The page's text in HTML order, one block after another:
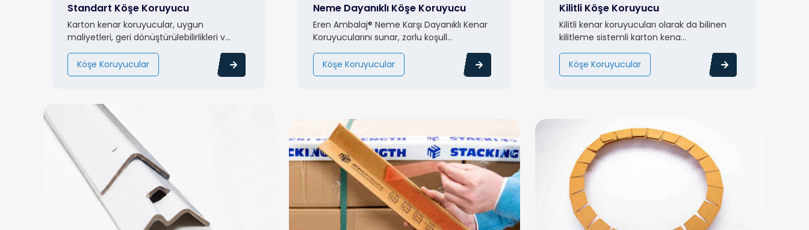
Standart Köşe Koruyucu
Karton kenar koruyucular, uygun
maliyetleri, geri dönüştürülebilirlikleri v...
Köşe Koruyucular
Neme Dayanıklı Köşe Koruyucu
Eren Ambalaj® Neme Karşı Dayanıklı Kenar
Koruyucularını sunar, zorlu koşull...
Köşe Koruyucular
Kilitli Köşe Koruyucu
Kilitli kenar koruyucuları olarak da bilinen
kilitleme sistemli karton kena...
Köşe Koruyucular